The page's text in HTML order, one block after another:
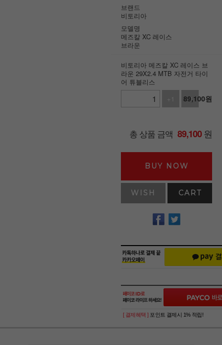
브랜드
비토리아
모델명
메즈칼 XC 레이스
브라운
비토리아 메즈칼 XC 레이스 브
라운 29X2.4 MTB 자전거 타이
어 튜블리스
+1
-1
89,100원
총 상품 금액 89,100원
BUY NOW
WISH CART
[ 결제혜택 ] 포인트 결제시 1% 적립!